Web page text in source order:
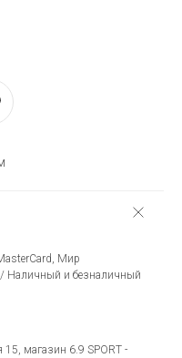
Мир
Наличный и безналичный
магазин 6.9 SPORT -